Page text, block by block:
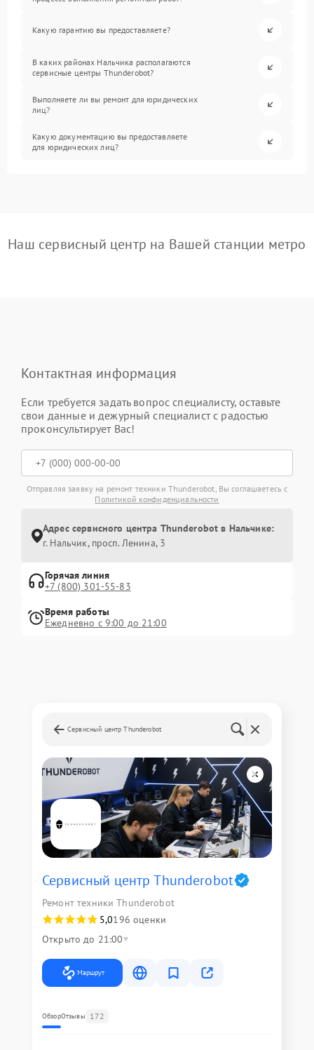
Какую гарантию вы предоставляете?
В каких районах Нальчика располагаются
сервисные центры Thunderobot?
Выполняете ли вы ремонт для юридических
лиц?
Какую документацию вы предоставляете
для юридических лиц?
Наш сервисный центр на Вашей станции метро
Контактная информация
Если требуется задать вопрос специалисту, оставьте
свои данные и дежурный специалист с радостью
проконсультирует Вас!
Отправляя заявку на ремонт техники Thunderobot, Вы соглашаетесь с
Политикой конфиденциальности
Адрес сервисного центра Thunderobot в Нальчике:
г. Нальчик, просп. Ленина, 3
Горячая линия
+7 (800) 301-55-83
Время работы
Ежедневно с 9:00 до 21:00
Сервисный центр Thunderobot
Сервисный центр Thunderobot
Ремонт техники Thunderobot
5,0196 оценки
Открыто до 21:00
Маршрут
ОбзорОтзывы 172